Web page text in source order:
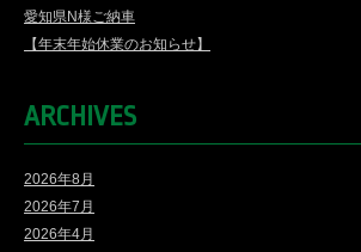
愛知県N様ご納車
【年末年始休業のお知らせ】
ARCHIVES
2026年8月
2026年7月
2026年4月